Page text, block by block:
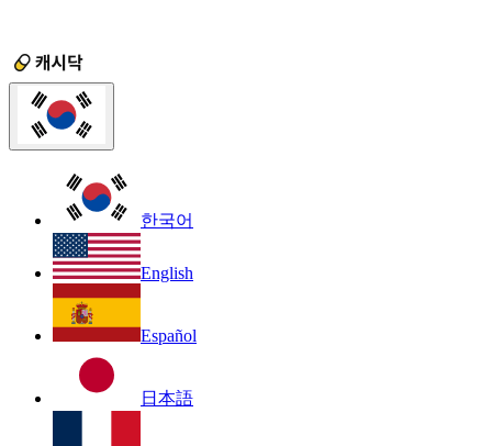
한국어
English
Español
日本語